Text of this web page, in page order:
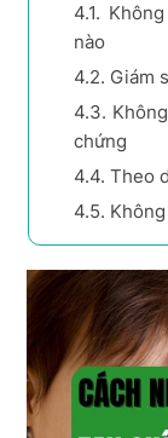
4.1.
nào
4.2. Giám
4.3.
chứng
4.4. Theo
4.5.